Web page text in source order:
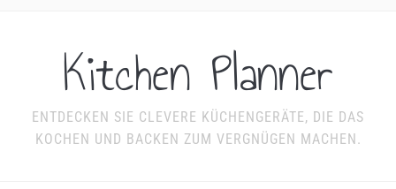
Kitchen Planner
ENTDECKEN SIE CLEVERE KÜCHENGERÄTE, DIE DAS
KOCHEN UND BACKEN ZUM VERGNÜGEN MACHEN.